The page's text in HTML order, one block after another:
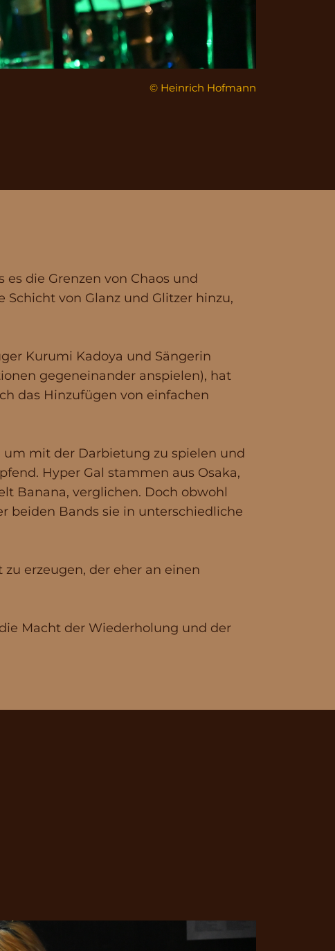
© Heinrich Hofmann
die Grenzen von Chaos und
von Glanz und Glitzer hinzu,
Kurumi Kadoya und Sängerin
gegeneinander anspielen), hat
das Hinzufügen von einfachen
mit der Darbietung zu spielen und
Hyper Gal stammen aus Osaka,
Banana, verglichen. Doch obwohl
beiden Bands sie in unterschiedliche
erzeugen, der eher an einen
Macht der Wiederholung und der